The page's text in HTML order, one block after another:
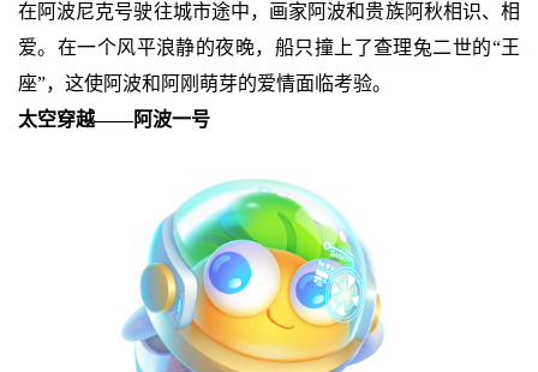
在阿波尼克号驶往城市途中，画家阿波和贵族阿秋相识、相
爱。在一个风平浪静的夜晚，船只撞上了查理兔二世的“王
座”，这使阿波和阿刚萌芽的爱情面临考验。
太空穿越——阿波一号